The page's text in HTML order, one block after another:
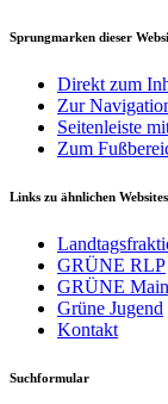
Sprungmarken dieser
Direkt zum
Zur
Seitenleiste
Zum
Links zu ähnlichen
GRÜNE RLP
GRÜNE
Grüne Jugend
Kontakt
Suchformular